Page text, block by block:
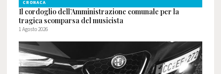
CRONACA
Il cordoglio dell’Amministrazione comunale per la
tragica scomparsa del musicista
1 Agosto 2026